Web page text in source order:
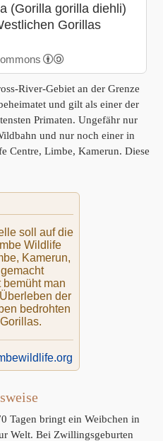
(Gorilla gorilla diehli)
Gorillas
River-Gebiet an der Grenze
und gilt als einer der
Primaten. Ungefähr nur
und nur noch einer in
Centre, Limbe, Kamerun. Diese
soll auf die
Wildlife
Kamerun,
man
der
bedrohten
Tagen bringt ein Weibchen in
Welt. Bei Zwillingsgeburten